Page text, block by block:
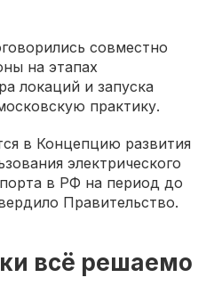
совместно
на этапах
локаций и запуска
практику.
в Концепцию развития
электрического
в РФ на период до
Правительство.
всё решаемо